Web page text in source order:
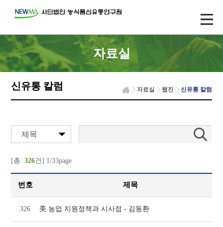
자료실
신유통 칼럼 자료실 웹진 신유통 칼럼
제목
[총:326건] 1/33page
번호 제목
326 美 농업 지원정책과 시사점 - 김동환